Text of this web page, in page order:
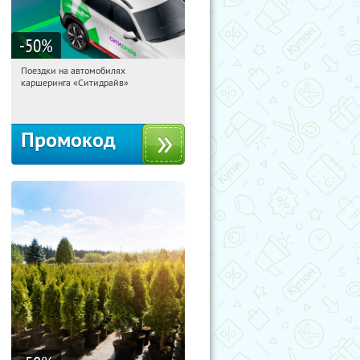
-50%
11:53:33
Получи первым!
Поездки на автомобилях
каршеринга «Ситидрайв»
Промокод